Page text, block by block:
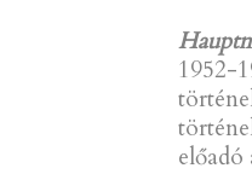
1952-
előadó